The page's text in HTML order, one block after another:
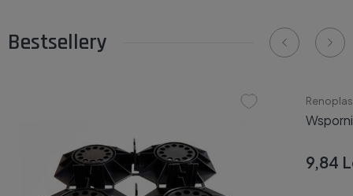
Bestsellery
9,84